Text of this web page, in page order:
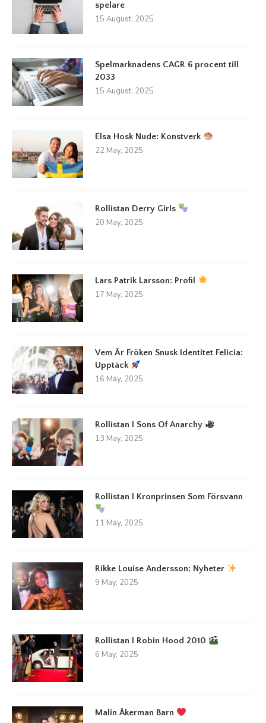
spelare
15 August, 2025
Spelmarknadens CAGR 6 procent till
2033
15 August, 2025
Elsa Hosk Nude: Konstverk
22 May, 2025
Rollistan Derry Girls
20 May, 2025
Lars Patrik Larsson: Profil
17 May, 2025
Vem Är Fröken Snusk Identitet Felicia:
Upptäck
16 May, 2025
Rollistan I Sons Of Anarchy
13 May, 2025
Rollistan I Kronprinsen Som Försvann
11 May, 2025
Rikke Louise Andersson: Nyheter
9 May, 2025
Rollistan I Robin Hood 2010
6 May, 2025
Malin Åkerman Barn